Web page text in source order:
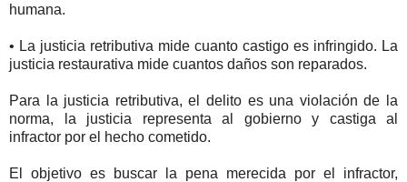
humana.
• La justicia retributiva mide cuanto castigo es infringido. La
justicia restaurativa mide cuantos daños son reparados.
Para la justicia retributiva, el delito es una violación de la
norma, la justicia representa al gobierno y castiga al
infractor por el hecho cometido.
El objetivo es buscar la pena merecida por el infractor,